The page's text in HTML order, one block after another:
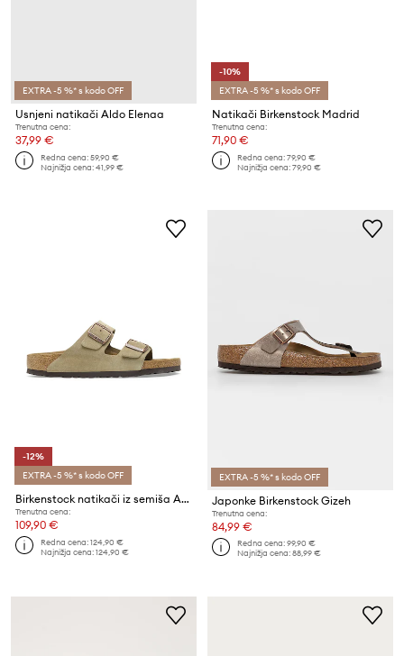
EXTRA -5 %* s kodo OFF
Usnjeni natikači Aldo Elenaa
Trenutna cena:
37,99 €
Redna cena:59,90 €
Najnižja cena:41,99 €
-10%
EXTRA -5 %* s kodo OFF
Natikači Birkenstock Madrid
Trenutna cena:
71,90 €
Redna cena:79,90 €
Najnižja cena:79,90 €
-12%
EXTRA -5 %* s kodo OFF
Birkenstock natikači iz semiša Arizona BS
Trenutna cena:
109,90 €
Redna cena:124,90 €
Najnižja cena:124,90 €
EXTRA -5 %* s kodo OFF
Japonke Birkenstock Gizeh
Trenutna cena:
84,99 €
Redna cena:99,90 €
Najnižja cena:88,99 €